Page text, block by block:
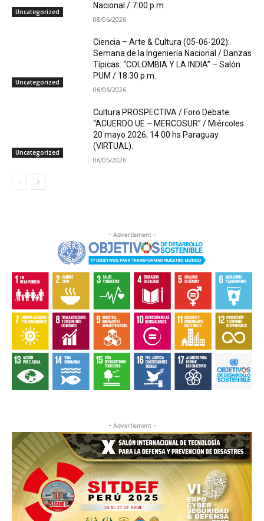
Uncategorized
Nacional / 7:00 p.m.
08/06/2026
Uncategorized
Ciencia – Arte & Cultura (05-06-202):
Semana de la Ingeniería Nacional / Danzas
Típicas: “COLOMBIA Y LA INDIA” – Salón
PUM / 18:30 p.m.
06/06/2026
Uncategorized
Cultura PROSPECTIVA / Foro Debate:
“ACUERDO UE – MERCOSUR” / Miércoles
20 mayo 2026; 14:00 hs Paraguay
(VIRTUAL).
06/05/2026
- Advertisment -
- Advertisment -